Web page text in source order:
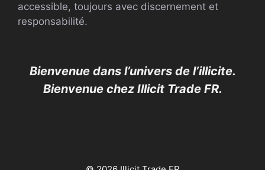
accessible, toujours avec discernement et
responsabilité.
Bienvenue dans l’univers de l’illicite.
Bienvenue chez Illicit Trade FR.